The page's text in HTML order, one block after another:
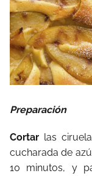
Preparación
Cortar las
cucharada de
10 minutos, y